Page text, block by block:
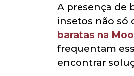
A presença de
insetos não só
baratas na
frequentam
encontrar